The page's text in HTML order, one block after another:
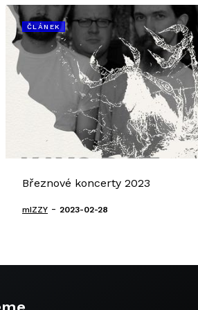
ČLÁNEK
Březnové koncerty 2023
mIZZY - 2023-02-28